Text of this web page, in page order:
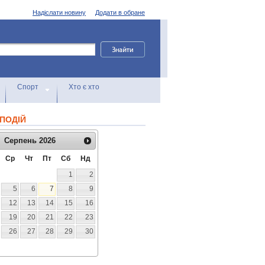
Додати в обране
Надіслати новину
Спорт Хто є хто
Серпень 2026
Ср Чт Пт Сб
Нд
1
2
5 6 7 8
9
12 13 14 15
16
19 20 21 22
23
26 27 28 29
30